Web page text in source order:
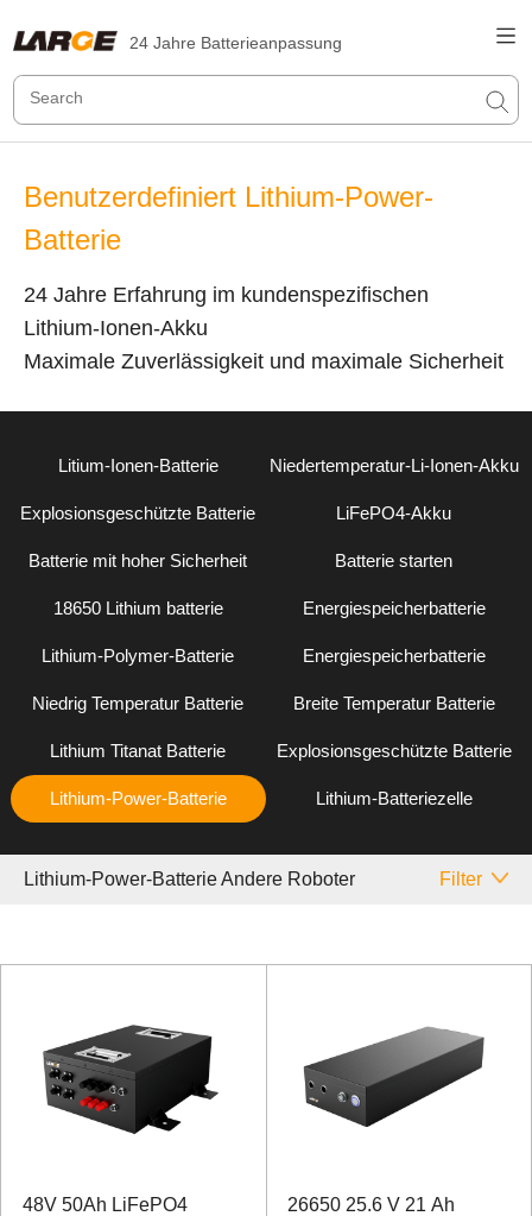
24 Jahre Batterieanpassung
Benutzerdefiniert Lithium-Power-
Batterie
24 Jahre Erfahrung im kundenspezifischen
Lithium-Ionen-Akku
Maximale Zuverlässigkeit und maximale Sicherheit
Litium-Ionen-Batterie Niedertemperatur-Li-Ionen-Akku
Explosionsgeschützte Batterie LiFePO4-Akku
Batterie mit hoher Sicherheit Batterie starten
18650 Lithium batterie Energiespeicherbatterie
Lithium-Polymer-Batterie Energiespeicherbatterie
Niedrig Temperatur Batterie Breite Temperatur Batterie
Lithium Titanat Batterie Explosionsgeschützte Batterie
Lithium-Power-Batterie Lithium-Batteriezelle
Lithium-Power-Batterie Andere Roboter Filter
48V 50Ah LiFePO4
26650 25.6 V 21 Ah